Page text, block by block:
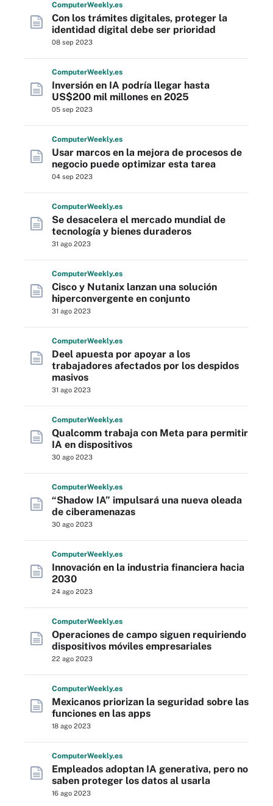
ComputerWeekly.es
Con los trámites digitales, proteger la
identidad digital debe ser prioridad
08 sep 2023
ComputerWeekly.es
Inversión en IA podría llegar hasta
US$200 mil millones en 2025
05 sep 2023
ComputerWeekly.es
Usar marcos en la mejora de procesos de
negocio puede optimizar esta tarea
04 sep 2023
ComputerWeekly.es
Se desacelera el mercado mundial de
tecnología y bienes duraderos
31 ago 2023
ComputerWeekly.es
Cisco y Nutanix lanzan una solución
hiperconvergente en conjunto
31 ago 2023
ComputerWeekly.es
Deel apuesta por apoyar a los
trabajadores afectados por los despidos
masivos
31 ago 2023
ComputerWeekly.es
Qualcomm trabaja con Meta para permitir
IA en dispositivos
30 ago 2023
ComputerWeekly.es
“Shadow IA” impulsará una nueva oleada
de ciberamenazas
30 ago 2023
ComputerWeekly.es
Innovación en la industria financiera hacia
2030
24 ago 2023
ComputerWeekly.es
Operaciones de campo siguen requiriendo
dispositivos móviles empresariales
22 ago 2023
ComputerWeekly.es
Mexicanos priorizan la seguridad sobre las
funciones en las apps
18 ago 2023
ComputerWeekly.es
Empleados adoptan IA generativa, pero no
saben proteger los datos al usarla
16 ago 2023